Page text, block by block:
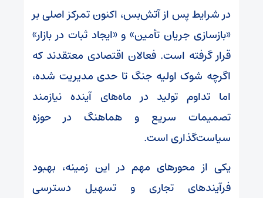
در شرایط پس از آتش‌بس، اکنون تمرکز اصلی بر
«بازسازی جریان تأمین» و «ایجاد ثبات در بازار»
قرار گرفته است. فعالان اقتصادی معتقدند که
اگرچه شوک اولیه جنگ تا حدی مدیریت شده،
اما تداوم تولید در ماه‌های آینده نیازمند
تصمیمات سریع و هماهنگ در حوزه
سیاست‌گذاری است.
یکی از محورهای مهم در این زمینه، بهبود
فرآیندهای تجاری و تسهیل دسترسی